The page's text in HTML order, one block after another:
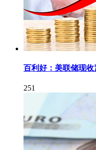
百利好：美联储现
251